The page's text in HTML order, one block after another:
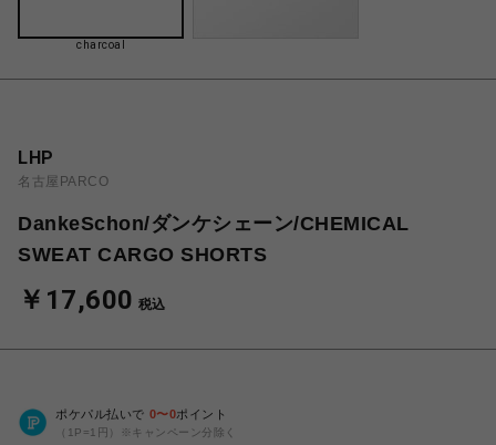
charcoal
LHP
名古屋PARCO
DankeSchon/ダンケシェーン/CHEMICAL
SWEAT CARGO SHORTS
￥17,600 税込
ポケパル払いで 0〜0ポイント
（1P=1円）※キャンペーン分除く